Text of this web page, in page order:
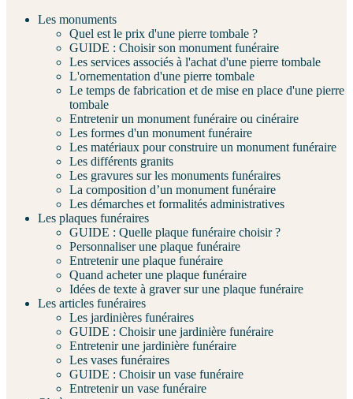
Les monuments
Quel est le prix d'une pierre tombale ?
GUIDE : Choisir son monument funéraire
Les services associés à l'achat d'une pierre tombale
L'ornementation d'une pierre tombale
Le temps de fabrication et de mise en place d'une pierre
tombale
Entretenir un monument funéraire ou cinéraire
Les formes d'un monument funéraire
Les matériaux pour construire un monument funéraire
Les différents granits
Les gravures sur les monuments funéraires
La composition d’un monument funéraire
Les démarches et formalités administratives
Les plaques funéraires
GUIDE : Quelle plaque funéraire choisir ?
Personnaliser une plaque funéraire
Entretenir une plaque funéraire
Quand acheter une plaque funéraire
Idées de texte à graver sur une plaque funéraire
Les articles funéraires
Les jardinières funéraires
GUIDE : Choisir une jardinière funéraire
Entretenir une jardinière funéraire
Les vases funéraires
GUIDE : Choisir un vase funéraire
Entretenir un vase funéraire